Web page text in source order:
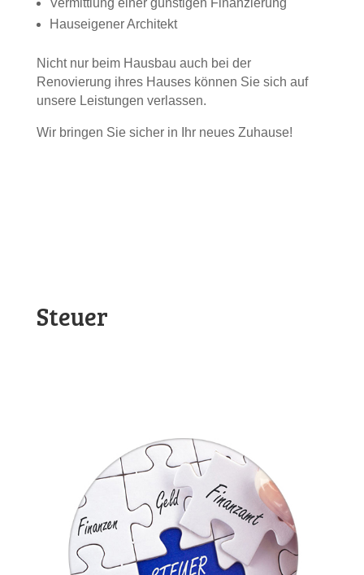
Hauseigener Architekt
Nicht nur beim Hausbau auch bei der
Renovierung ihres Hauses können Sie sich auf
unsere Leistungen verlassen.
Wir bringen Sie sicher in Ihr neues Zuhause!
Steuer